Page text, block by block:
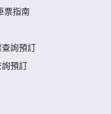
票指南
詢預訂
預訂